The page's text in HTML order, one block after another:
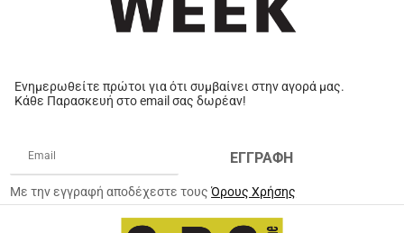
Ενημερωθείτε πρώτοι για ότι συμβαίνει στην αγορά μας.
Κάθε Παρασκευή στο email σας δωρέαν!
ΕΓΓΡΑΦΗ
Με την εγγραφή αποδέχεστε τουςΌρους Χρήσης